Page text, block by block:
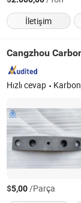
İletişim
Cangzhou
Hızlı cevap Karbon, Grafit, Grafit
$5,00/Parça